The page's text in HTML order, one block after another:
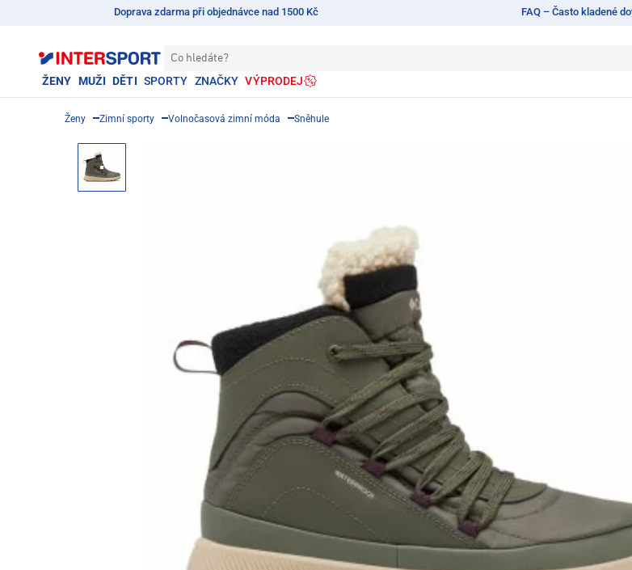
Doprava zdarma při objednávce nad 1500 Kč FAQ – Často kladené
Co hledáte?
ŽENY MUŽI DĚTI SPORTY ZNAČKY VÝPRODEJ
Ženy Zimní sporty Volnočasová zimní móda Sněhule